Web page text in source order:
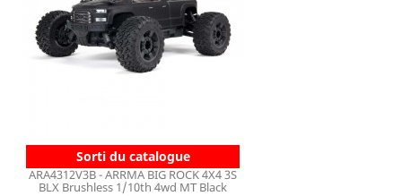
Sorti du catalogue
ARA4312V3B - ARRMA BIG ROCK 4X4 3S
BLX Brushless 1/10th 4wd MT Black